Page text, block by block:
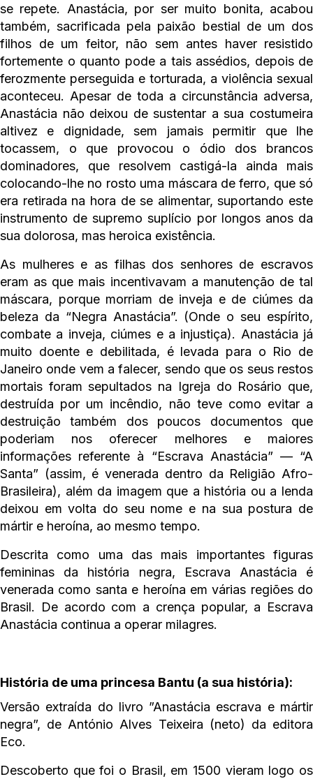
se repete. Anastácia, por ser muito bonita, acabou
também, sacrificada pela paixão bestial de um dos
filhos de um feitor, não sem antes haver resistido
fortemente o quanto pode a tais assédios, depois de
ferozmente perseguida e torturada, a violência sexual
aconteceu. Apesar de toda a circunstância adversa,
Anastácia não deixou de sustentar a sua costumeira
altivez e dignidade, sem jamais permitir que lhe
tocassem, o que provocou o ódio dos brancos
dominadores, que resolvem castigá-la ainda mais
colocando-lhe no rosto uma máscara de ferro, que só
era retirada na hora de se alimentar, suportando este
instrumento de supremo suplício por longos anos da
sua dolorosa, mas heroica existência.
As mulheres e as filhas dos senhores de escravos
eram as que mais incentivavam a manutenção de tal
máscara, porque morriam de inveja e de ciúmes da
beleza da “Negra Anastácia”. (Onde o seu espírito,
combate a inveja, ciúmes e a injustiça). Anastácia já
muito doente e debilitada, é levada para o Rio de
Janeiro onde vem a falecer, sendo que os seus restos
mortais foram sepultados na Igreja do Rosário que,
destruída por um incêndio, não teve como evitar a
destruição também dos poucos documentos que
poderiam nos oferecer melhores e maiores
informações referente à “Escrava Anastácia” — “A
Santa” (assim, é venerada dentro da Religião Afro-
Brasileira), além da imagem que a história ou a lenda
deixou em volta do seu nome e na sua postura de
mártir e heroína, ao mesmo tempo.
Descrita como uma das mais importantes figuras
femininas da história negra, Escrava Anastácia é
venerada como santa e heroína em várias regiões do
Brasil. De acordo com a crença popular, a Escrava
Anastácia continua a operar milagres.
História de uma princesa Bantu (a sua história):
Versão extraída do livro ”Anastácia escrava e mártir
negra”, de António Alves Teixeira (neto) da editora
Eco.
Descoberto que foi o Brasil, em 1500 vieram logo os